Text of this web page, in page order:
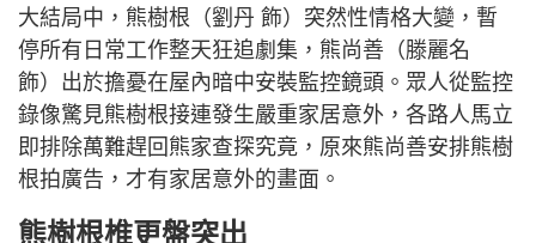
大結局中，熊樹根（劉丹 飾）突然性情格大變，暫
停所有日常工作整天狂追劇集，熊尚善（滕麗名
飾）出於擔憂在屋內暗中安裝監控鏡頭。眾人從監控
錄像驚見熊樹根接連發生嚴重家居意外，各路人馬立
即排除萬難趕回熊家查探究竟，原來熊尚善安排熊樹
根拍廣告，才有家居意外的畫面。
熊樹根椎更盤突出